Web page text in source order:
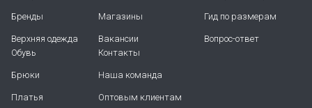
Бренды
Верхняя одежда
Обувь
Брюки
Платья
Магазины
Вакансии
Контакты
Наша команда
Оптовым клиентам
Гид по размерам
Вопрос-ответ